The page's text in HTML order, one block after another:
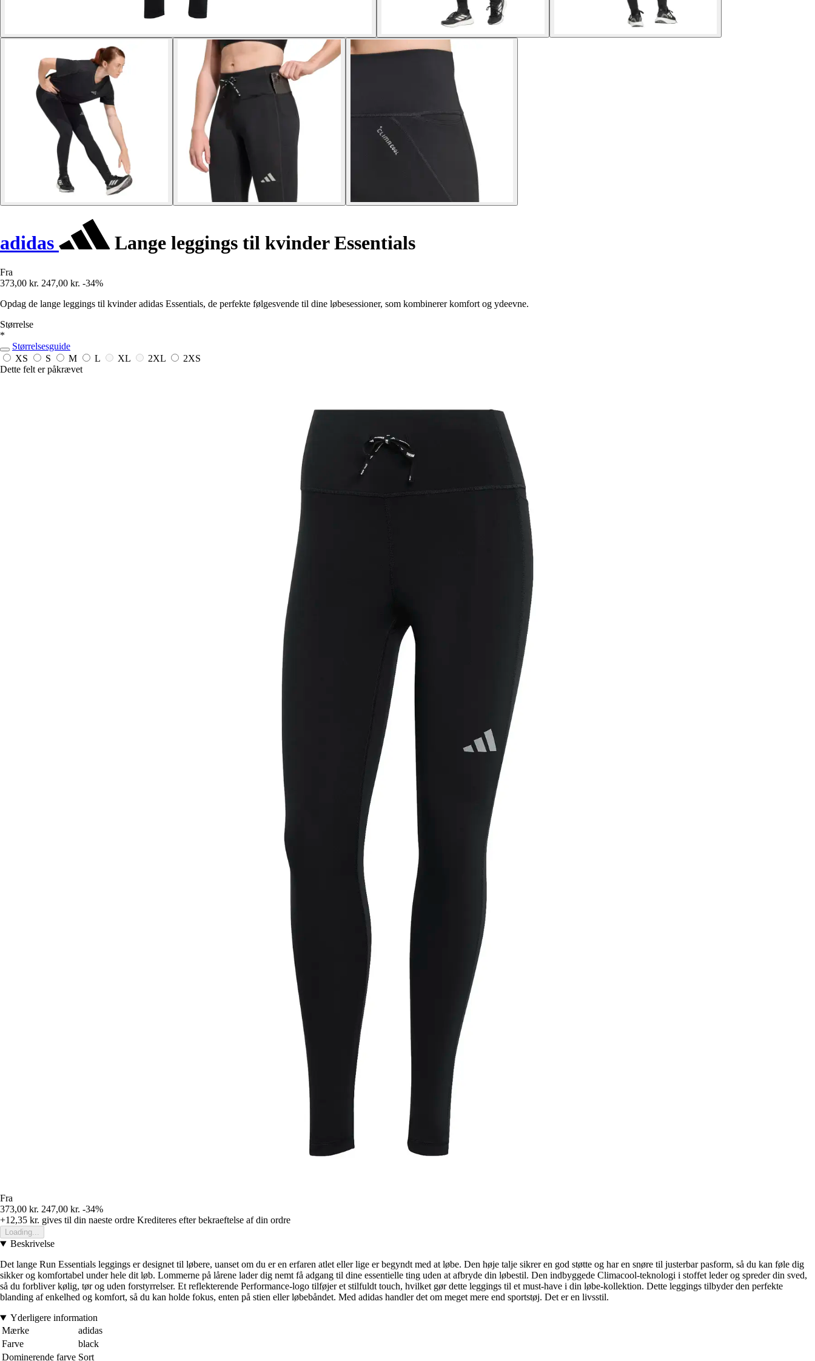
adidas Lange leggings til kvinder Essentials
Fra
373,00 kr. 247,00 kr. -34%
Opdag de lange leggings til kvinder adidas Essentials, de perfekte følgesvende til dine løbesessioner, som kombinerer komfort og ydeevne.
Størrelse
*
Størrelsesguide
XS
S M L XL 2XL
2XS
Dette felt er påkrævet
Fra
373,00 kr. 247,00 kr. -34%
+12,35 kr. gives til din naeste ordre Krediteres efter bekraeftelse af din ordre
Loading...
Beskrivelse
Det lange Run Essentials leggings er designet til løbere, uanset om du er en erfaren atlet eller lige er begyndt med at løbe. Den høje talje sikrer en god støtte og har en snøre til justerbar pasform, så du kan føle dig
sikker og komfortabel under hele dit løb. Lommerne på lårene lader dig nemt få adgang til dine essentielle ting uden at afbryde din løbestil. Den indbyggede Climacool-teknologi i stoffet leder og spreder din sved,
så du forbliver kølig, tør og uden forstyrrelser. Et reflekterende Performance-logo tilføjer et stilfuldt touch, hvilket gør dette leggings til et must-have i din løbe-kollektion. Dette leggings tilbyder den perfekte
blanding af enkelhed og komfort, så du kan holde fokus, enten på stien eller løbebåndet. Med adidas handler det om meget mere end sportstøj. Det er en livsstil.
Yderligere information
Mærke
adidas
Farve
black
Dominerende farve Sort